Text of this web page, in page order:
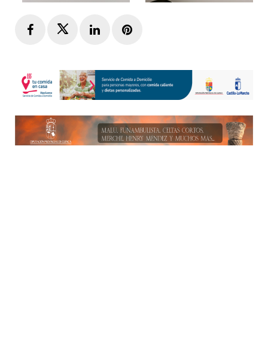
FacebookTwitterLinkedInPinterest